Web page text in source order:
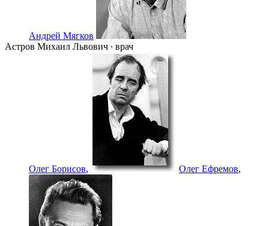
Андрей Мягков
Астров Михаил Львович ∙ врач
Олег Борисов, Олег Ефремов,